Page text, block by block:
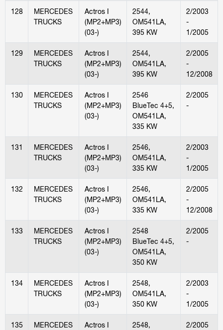
128
MERCEDES
TRUCKS
Actros I
(MP2+MP3)
(03-)
2544,
OM541LA,
395 KW
2/2003
-
1/2005
129
MERCEDES
TRUCKS
Actros I
(MP2+MP3)
(03-)
2544,
OM541LA,
395 KW
2/2005
-
12/2008
130
MERCEDES
TRUCKS
Actros I
(MP2+MP3)
(03-)
2546
BlueTec 4+5,
OM541LA,
335 KW
2/2005
-
131
MERCEDES
TRUCKS
Actros I
(MP2+MP3)
(03-)
2546,
OM541LA,
335 KW
2/2003
-
1/2005
132
MERCEDES
TRUCKS
Actros I
(MP2+MP3)
(03-)
2546,
OM541LA,
335 KW
2/2005
-
12/2008
133
MERCEDES
TRUCKS
Actros I
(MP2+MP3)
(03-)
2548
BlueTec 4+5,
OM541LA,
350 KW
2/2005
-
134
MERCEDES
TRUCKS
Actros I
(MP2+MP3)
(03-)
2548,
OM541LA,
350 KW
2/2003
-
1/2005
135
MERCEDES
Actros I
2548,
2/2005